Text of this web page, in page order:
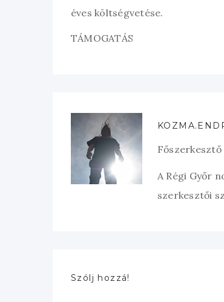
éves költségvetése.
TÁMOGATÁS
A Régi Győr
szerkesztői
Szólj hozzá!